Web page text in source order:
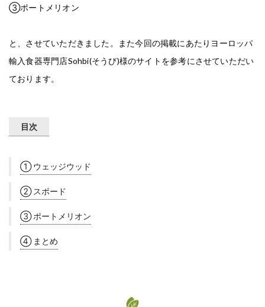
③ポートメリオン
と、させていただきました。また今回の掲載にあたりヨーロッパ
輸入食器専門店Sohbi(そうび)様のサイトを参考にさせていただい
ております。
目次
① ウェッジウッド
② スポード
③ ポートメリオン
④ まとめ